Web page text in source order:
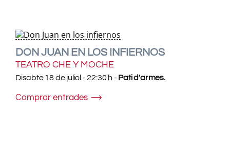
DON JUAN EN LOS INFIERNOS
TEATRO CHE Y MOCHE
Disabte 18 de juliol - 22:30 h - Pati d'armes.
Comprar entrades